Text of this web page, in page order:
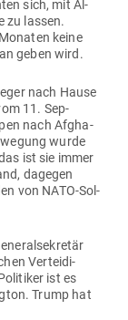
sich, mit Al-
zu lassen.
keine
geben wird.
nach Hause
11. Sep­
nach Afgha­
wurde
ist sie immer
dagegen
von NATO-Sol­
Ver­tei­di­
ist es
Trump hat